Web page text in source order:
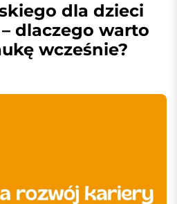
dla dzieci
dlaczego warto
wcześnie?